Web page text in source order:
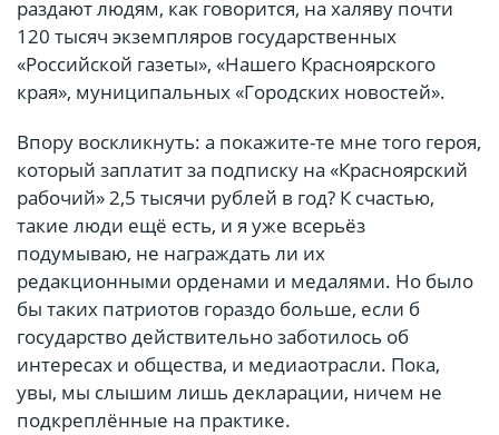
раздают людям, как говорится, на халяву почти
120 тысяч экземпляров государственных
«Российской газеты», «Нашего Красноярского
края», муниципальных «Городских новостей».
Впору воскликнуть: а покажите-те мне того героя,
который заплатит за подписку на «Красноярский
рабочий» 2,5 тысячи рублей в год? К счастью,
такие люди ещё есть, и я уже всерьёз
подумываю, не награждать ли их
редакционными орденами и медалями. Но было
бы таких патриотов гораздо больше, если б
государство действительно заботилось об
интересах и общества, и медиаотрасли. Пока,
увы, мы слышим лишь декларации, ничем не
подкреплённые на практике.